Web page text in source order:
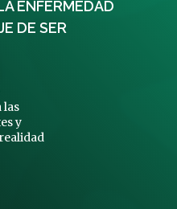
ENFERMEDAD
DE SER
las
y